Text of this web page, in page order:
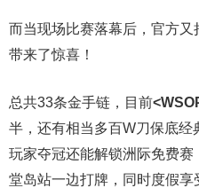
而当现场比赛落幕后，官方
带来了惊喜！
总共33条金手链，目前
半，还有相当多百W刀保底
玩家夺冠还能解锁洲际免费
堂岛站一边打牌，同时度假享